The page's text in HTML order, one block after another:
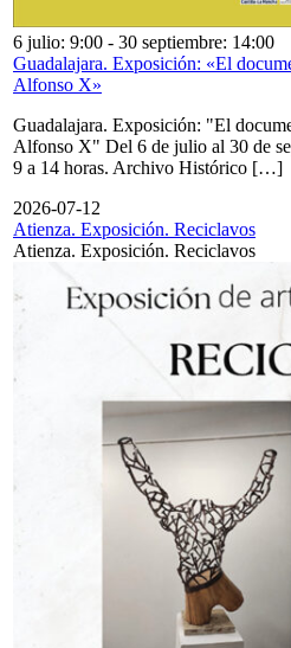
6 julio: 9:00 - 30 septiembre: 14:00
Guadalajara. Exposición: «El
Alfonso X»
Guadalajara. Exposición: "El
Alfonso X" Del 6 de julio al 30 de
9 a 14 horas. Archivo Histórico […]
2026-07-12
Atienza. Exposición. Reciclavos
Atienza. Exposición. Reciclavos